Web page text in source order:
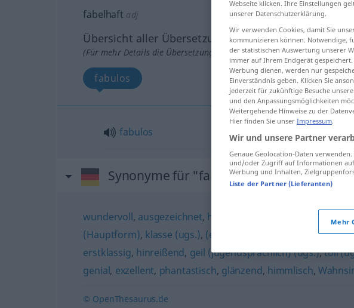
fabelhaft adj
Übersicht aller Übersetzungen
(Für mehr Details die Übersetzung anklicken/antippen)
fabulos
fabulos
Synonyme für "fabelhaft"
wundervoll, ausgezeichnet, hervorragend ,
(Hauptform), klasse (ugs.), (ein) Traum ,super
erstklassig, hinreißend, geil (jugendsprachlich) (ugs.),toll
genial, exzellent, phantastisch, glänzend, himmlisch,
© OpenThesaurus.de
Webseite klicken. Ihre Einstellungen
unserer Datenschutzerklärung.
Wir verwenden Cookies, damit Sie
kommunizieren können. Notwendige,
der statistischen Auswertung unserer
immer auf Ihrem Endgerät
Werbung dienen, werden nur
Einverständnis geben. Klicken Sie
jederzeit für zukünftige Besuche
und den Anpassungsmöglichkeiten
Weitergehende Hinweise zu der
Hier finden Sie unser Impressum.
Wir und unsere Partner
Genaue Geolocation-Daten
und/oder Zugriff auf Informationen
Werbung und Inhalten,
Liste der Partner (Lieferanten)
Mehr